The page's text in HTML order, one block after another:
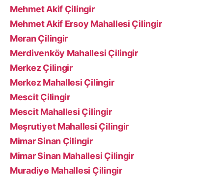
Mehmet Akif Çilingir
Mehmet Akif Ersoy Mahallesi Çilingir
Meran Çilingir
Merdivenköy Mahallesi Çilingir
Merkez Çilingir
Merkez Mahallesi Çilingir
Mescit Çilingir
Mescit Mahallesi Çilingir
Meşrutiyet Mahallesi Çilingir
Mimar Sinan Çilingir
Mimar Sinan Mahallesi Çilingir
Muradiye Mahallesi Çilingir